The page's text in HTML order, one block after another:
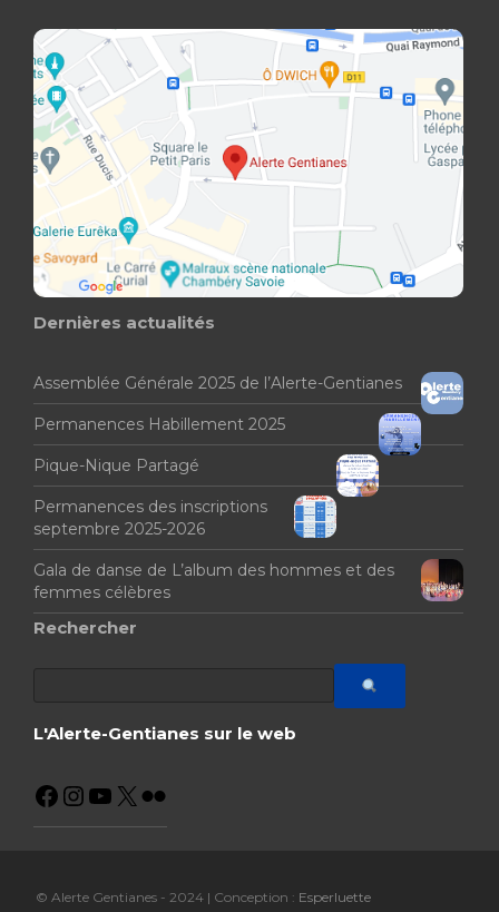
Dernières actualités
Assemblée Générale 2025 de l’Alerte-Gentianes
Permanences Habillement 2025
Pique-Nique Partagé
Permanences des inscriptions
septembre 2025-2026
Gala de danse de L’album des hommes et des
femmes célèbres
Rechercher
L'Alerte-Gentianes sur le web
© Alerte Gentianes - 2024 | Conception : Esperluette